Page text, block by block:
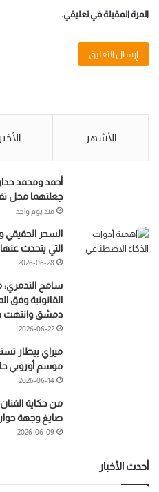
المرة المقبلة في تعليقي.
الأشهر
أحمد ومحمد
جعلتهما محل
منذ يوم واحد
السحر الحقيقي
التي يتحدث
2026-06-28
سامح التدمري:
القانونية وفق
دمشق
2026-06-22
ميراي بيطار
موسم أوروبي
2026-06-14
من حكاية
صايغ وجهة
2026-06-09
أحدث الأخبار